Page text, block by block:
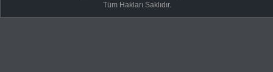
Tüm Hakları Saklıdır.